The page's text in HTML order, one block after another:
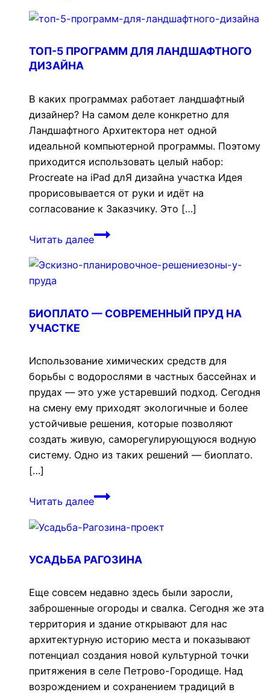
Лесном
ТОП-5 ПРОГРАММ ДЛЯ ЛАНДШАФТНОГО
ДИЗАЙНА
В каких программах работает ландшафтный
дизайнер? На самом деле конкретно для
Ландшафтного Архитектора нет одной
идеальной компьютерной программы. Поэтому
приходится использовать целый набор:
Procreate на iPad длЯ дизайна участка Идея
прорисовывается от руки и идёт на
согласование к Заказчику. Это […]
Читать далееТОП-5
для
БИОПЛАТО — СОВРЕМЕННЫЙ ПРУД НА
УЧАСТКЕ
Использование химических средств для
борьбы с водорослями в частных бассейнах и
прудах — это уже устаревший подход. Сегодня
на смену ему приходят экологичные и более
устойчивые решения, которые позволяют
создать живую, саморегулирующуюся водную
систему. Одно из таких решений — биоплато.
[…]
Читать далееБиоплато
современный
на
УСАДЬБА РАГОЗИНА
Еще совсем недавно здесь были заросли,
заброшенные огороды и свалка. Сегодня же эта
территория и здание открывают для нас
архитектурную историю места и показывают
потенциал создания новой культурной точки
притяжения в селе Петрово-Городище. Над
возрождением и сохранением традиций в